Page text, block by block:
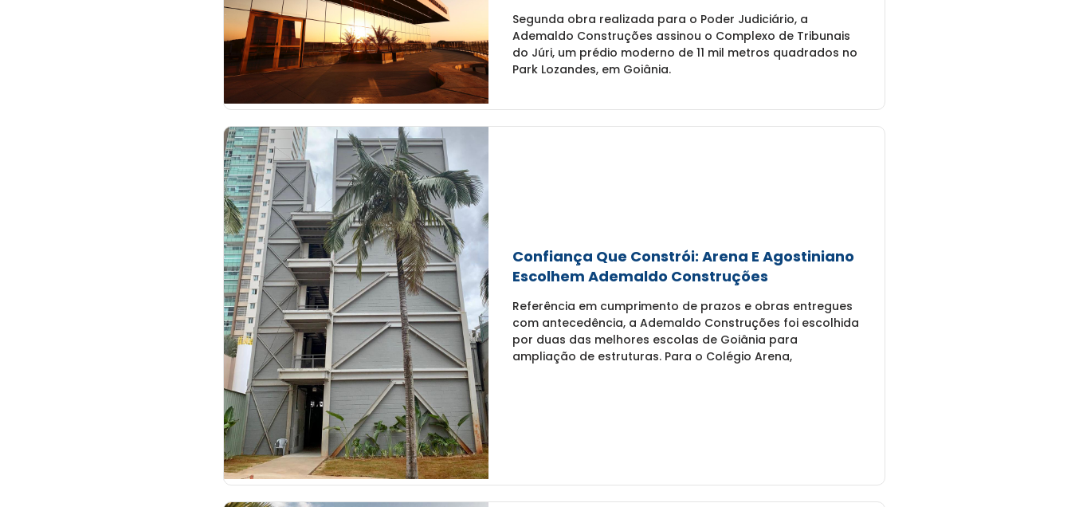
Segunda obra realizada para o Poder Judiciário, a
Ademaldo Construções assinou o Complexo de Tribunais
do Júri, um prédio moderno de 11 mil metros quadrados no
Park Lozandes, em Goiânia.
Confiança Que Constrói: Arena E Agostiniano
Escolhem Ademaldo Construções
Referência em cumprimento de prazos e obras entregues
com antecedência, a Ademaldo Construções foi escolhida
por duas das melhores escolas de Goiânia para
ampliação de estruturas. Para o Colégio Arena,